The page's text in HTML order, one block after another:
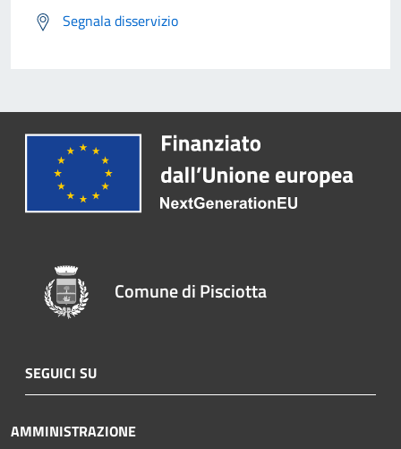
Segnala disservizio
Comune di Pisciotta
SEGUICI SU
AMMINISTRAZIONE